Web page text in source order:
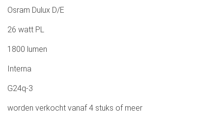
Osram Dulux D/E
26 watt PL
1800 lumen
Interna
G24q-3
worden verkocht vanaf 4 stuks of meer